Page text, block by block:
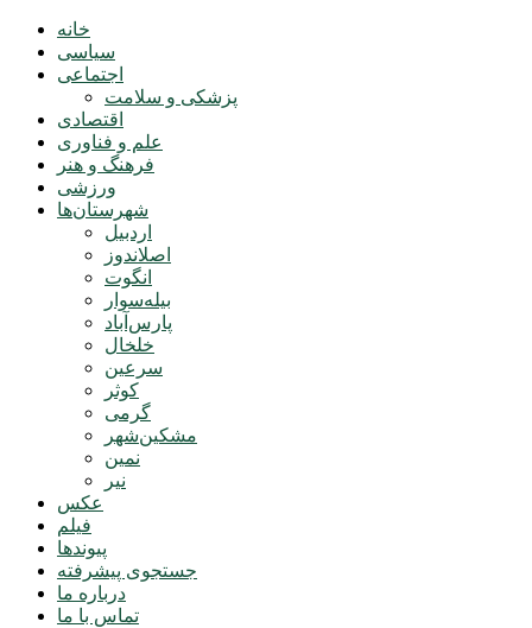
خانه
سیاسی
اجتماعی
پزشکی و سلامت
اقتصادی
علم و فناوری
فرهنگ و هنر
ورزشی
شهرستان‌ها
اردبیل
اصلاندوز
انگوت
بیله‌سوار
پارس‌آباد
خلخال
سرعین
کوثر
گرمی
مشکین‌شهر
نمین
نیر
عکس
فیلم
پیوندها
جستجوی پیشرفته
درباره ما
تماس با ما